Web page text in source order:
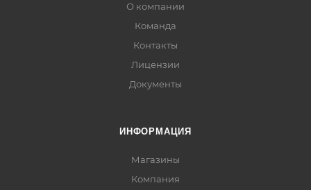
О компании
Команда
Контакты
Лицензии
Документы
ИНФОРМАЦИЯ
Магазины
Компания